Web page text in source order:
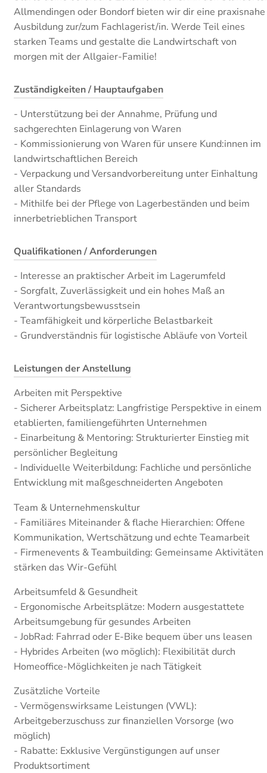
Allmendingen oder Bondorf bieten wir dir eine praxisnahe
Ausbildung zur/zum Fachlagerist/in. Werde Teil eines
starken Teams und gestalte die Landwirtschaft von
morgen mit der Allgaier-Familie!
Zuständigkeiten / Hauptaufgaben
- Unterstützung bei der Annahme, Prüfung und
sachgerechten Einlagerung von Waren
- Kommissionierung von Waren für unsere Kund:innen im
landwirtschaftlichen Bereich
- Verpackung und Versandvorbereitung unter Einhaltung
aller Standards
- Mithilfe bei der Pflege von Lagerbeständen und beim
innerbetrieblichen Transport
Qualifikationen / Anforderungen
- Interesse an praktischer Arbeit im Lagerumfeld
- Sorgfalt, Zuverlässigkeit und ein hohes Maß an
Verantwortungsbewusstsein
- Teamfähigkeit und körperliche Belastbarkeit
- Grundverständnis für logistische Abläufe von Vorteil
Leistungen der Anstellung
Arbeiten mit Perspektive
- Sicherer Arbeitsplatz: Langfristige Perspektive in einem
etablierten, familiengeführten Unternehmen
- Einarbeitung & Mentoring: Strukturierter Einstieg mit
persönlicher Begleitung
- Individuelle Weiterbildung: Fachliche und persönliche
Entwicklung mit maßgeschneiderten Angeboten
Team & Unternehmenskultur
- Familiäres Miteinander & flache Hierarchien: Offene
Kommunikation, Wertschätzung und echte Teamarbeit
- Firmenevents & Teambuilding: Gemeinsame Aktivitäten
stärken das Wir-Gefühl
Arbeitsumfeld & Gesundheit
- Ergonomische Arbeitsplätze: Modern ausgestattete
Arbeitsumgebung für gesundes Arbeiten
- JobRad: Fahrrad oder E-Bike bequem über uns leasen
- Hybrides Arbeiten (wo möglich): Flexibilität durch
Homeoffice-Möglichkeiten je nach Tätigkeit
Zusätzliche Vorteile
- Vermögenswirksame Leistungen (VWL):
Arbeitgeberzuschuss zur finanziellen Vorsorge (wo
möglich)
- Rabatte: Exklusive Vergünstigungen auf unser
Produktsortiment